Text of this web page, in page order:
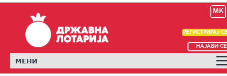
MK
РЕГИСТРИРАЈ
НАЈАВИ СЕ
МЕНИ